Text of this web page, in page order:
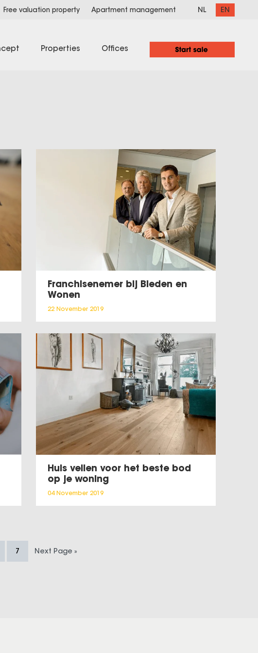
Free valuation property Apartment management NL EN
Properties Offices
Franchisenemer bij Bieden en
Wonen
22 November 2019
Huis veilen voor het beste bod
op je woning
04 November 2019
7 Next Page »